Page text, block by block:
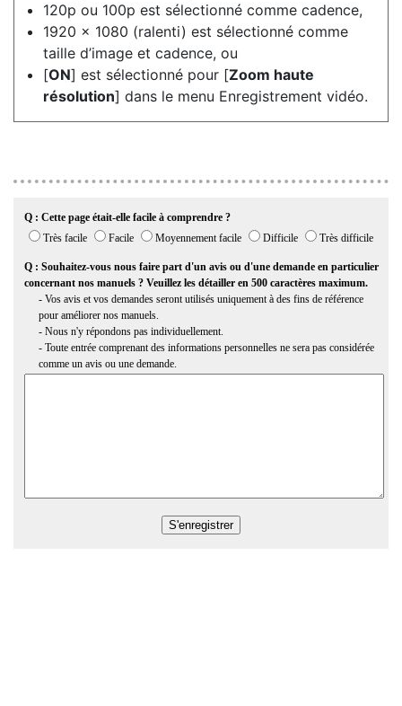
120p ou 100p est sélectionné comme cadence,
1920 × 1080 (ralenti) est sélectionné comme
taille d’image et cadence, ou
[ON] est sélectionné pour [Zoom haute
résolution] dans le menu Enregistrement vidéo.